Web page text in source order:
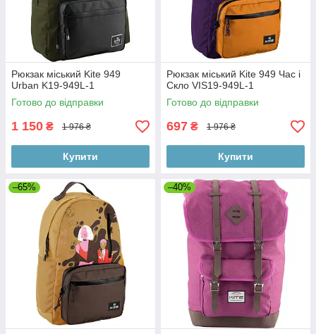
Рюкзак міський Kite 949
Urban K19-949L-1
Готово до відправки
1 150 ₴ 1 976 ₴
Купити
Рюкзак міський Kite 949 Час і
Скло VIS19-949L-1
Готово до відправки
697 ₴ 1 976 ₴
Купити
–65% –40%